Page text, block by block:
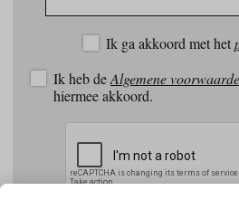
Ik ga akkoord met het
Ik heb deAlgemene
hiermee akkoord.